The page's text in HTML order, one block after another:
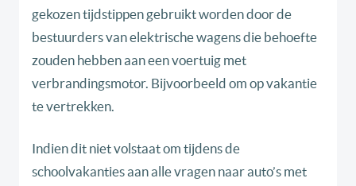
gekozen tijdstippen gebruikt worden door de
bestuurders van elektrische wagens die behoefte
zouden hebben aan een voertuig met
verbrandingsmotor. Bijvoorbeeld om op vakantie
te vertrekken.
Indien dit niet volstaat om tijdens de
schoolvakanties aan alle vragen naar auto’s met